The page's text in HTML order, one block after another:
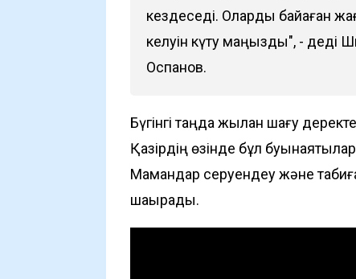
кездеседі. Оларды байқаған
келуін күту маңызды", - деді
Оспанов.
Бүгінгі таңда жылан шағу
Қазірдің өзінде бұл
Мамандар серуендеу және
шақырады.